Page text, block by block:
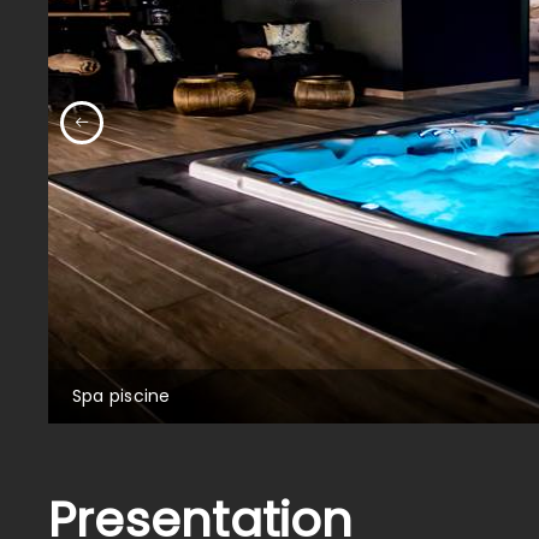
Spa piscine
Presentation